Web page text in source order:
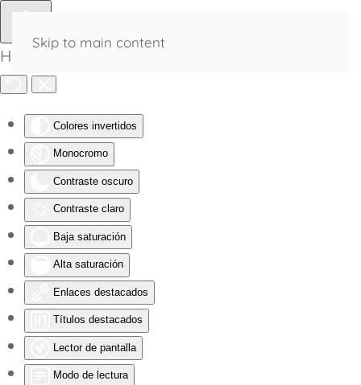
Herramientas de Accesibilidad
Colores invertidos
Monocromo
Contraste oscuro
Contraste claro
Baja saturación
Alta saturación
Enlaces destacados
Títulos destacados
Lector de pantalla
Modo de lectura
Skip to main content